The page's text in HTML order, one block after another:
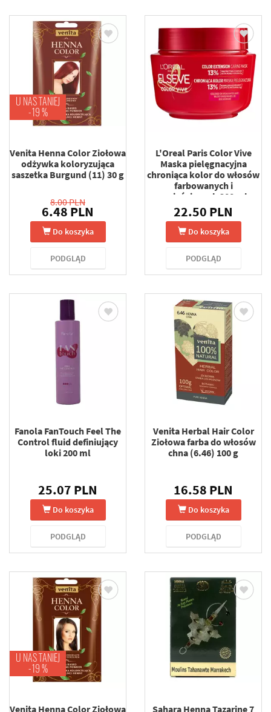
U NAS TANIEJ
-19 %
Venita Henna Color Ziołowa
odżywka koloryzująca
saszetka Burgund (11) 30 g
8.00 PLN
6.48 PLN
Do koszyka
PODGLĄD
L'Oreal Paris Color Vive
Maska pielęgnacyjna
chroniąca kolor do włosów
farbowanych i
rozjaśnionych 300 ml
22.50 PLN
Do koszyka
PODGLĄD
Fanola FanTouch Feel The
Control fluid definiujący
loki 200 ml
25.07 PLN
Do koszyka
PODGLĄD
Venita Herbal Hair Color
Ziołowa farba do włosów
chna (6.46) 100 g
16.58 PLN
Do koszyka
PODGLĄD
U NAS TANIEJ
-19 %
Venita Henna Color Ziołowa
Sahara Henna Tazarine 7